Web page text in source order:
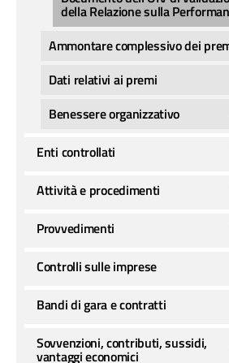
della Relazione sulla
Ammontare complessivo dei
Dati relativi ai premi
Benessere organizzativo
Enti controllati
Attività e procedimenti
Provvedimenti
Controlli sulle imprese
Bandi di gara e contratti
Sovvenzioni, contributi, sussidi,
vantaggi economici